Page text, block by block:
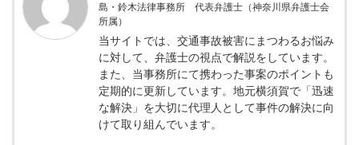
島・鈴木法律事務所 代表弁護士（神奈川県弁護士会
所属）
当サイトでは、交通事故被害にまつわるお悩み
に対して、弁護士の視点で解説をしています。
また、当事務所にて携わった事案のポイントも
定期的に更新しています。地元横須賀で「迅速
な解決」を大切に代理人として事件の解決に向
けて取り組んでいます。